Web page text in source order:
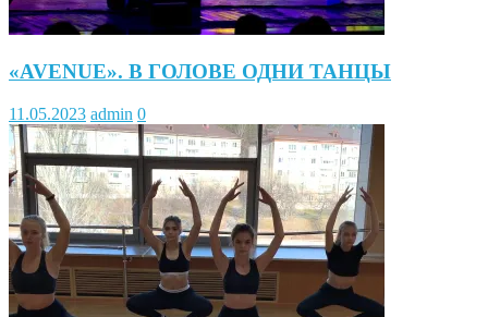
«AVENUE». В ГОЛОВЕ ОДНИ ТАНЦЫ
11.05.2023 admin 0